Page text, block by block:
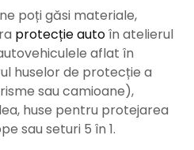
poți găsi materiale,
protecție autoîn atelierul
aflat în
huselor de protecție a
sau camioane),
huse pentru protejarea
sau seturi 5 în 1.